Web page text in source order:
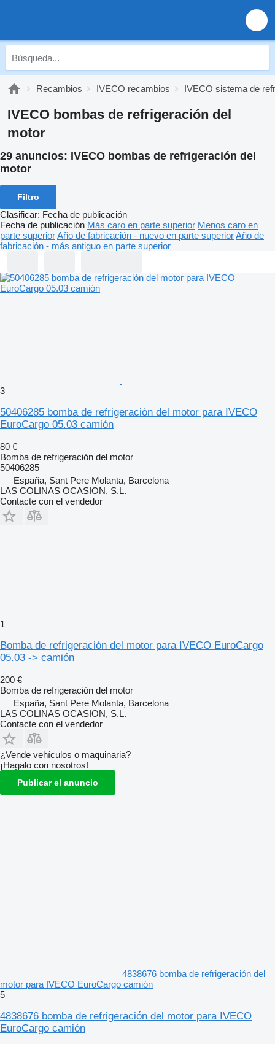
Recambios IVECO recambios IVECO sistema de
IVECO bombas de refrigeración del
motor
29 anuncios: IVECO bombas de refrigeración del
motor
Filtro
Clasificar: Fecha de publicación
Fecha de publicación Más caro en parte superior Menos caro en
parte superiorAño de fabricación - nuevo en parte superiorAño de
fabricación - más antiguo en parte superior
3
50406285 bomba de refrigeración del motor para IVECO
EuroCargo 05.03 camión
80 €
Bomba de refrigeración del motor
50406285
España, Sant Pere Molanta, Barcelona
LAS COLINAS OCASION, S.L.
Contacte con el vendedor
1
Bomba de refrigeración del motor para IVECO EuroCargo
05.03 -> camión
200 €
Bomba de refrigeración del motor
España, Sant Pere Molanta, Barcelona
LAS COLINAS OCASION, S.L.
Contacte con el vendedor
¿Vende vehículos o maquinaria?
¡Hagalo con nosotros!
Publicar el anuncio
4838676 bomba de refrigeración del
motor para IVECO EuroCargo camión
5
4838676 bomba de refrigeración del motor para IVECO
EuroCargo camión